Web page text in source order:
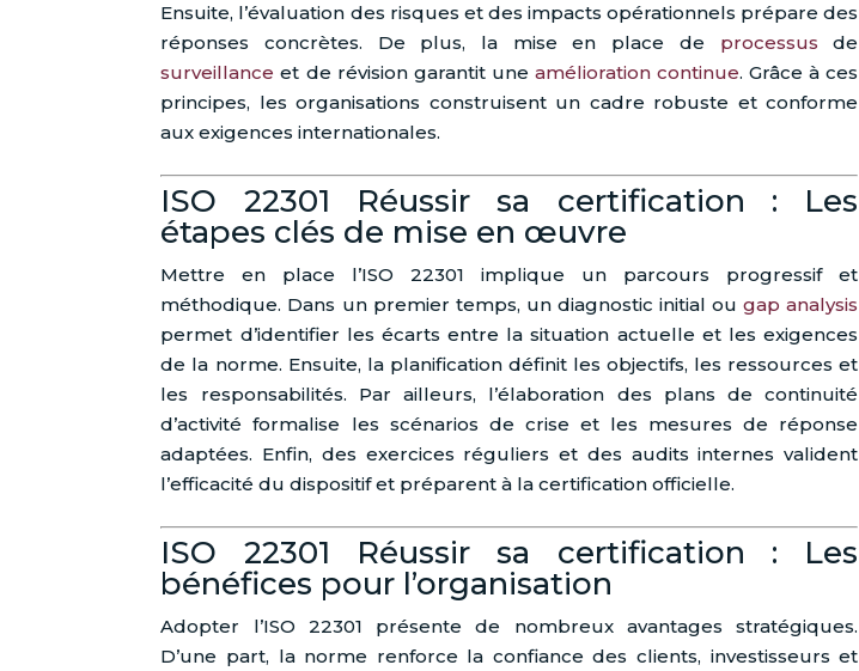
Ensuite, l’évaluation des risques et des impacts opérationnels prépare des
réponses concrètes. De plus, la mise en place de processus de
surveillance et de révision garantit une amélioration continue. Grâce à ces
principes, les organisations construisent un cadre robuste et conforme
aux exigences internationales.
ISO 22301 Réussir sa certification : Les
étapes clés de mise en œuvre
Mettre en place l’ISO 22301 implique un parcours progressif et
méthodique. Dans un premier temps, un diagnostic initial ougap analysis
permet d’identifier les écarts entre la situation actuelle et les exigences
de la norme. Ensuite, la planification définit les objectifs, les ressources et
les responsabilités. Par ailleurs, l’élaboration des plans de continuité
d’activité formalise les scénarios de crise et les mesures de réponse
adaptées. Enfin, des exercices réguliers et des audits internes valident
l’efficacité du dispositif et préparent à la certification officielle.
ISO 22301 Réussir sa certification : Les
bénéfices pour l’organisation
Adopter l’ISO 22301 présente de nombreux avantages stratégiques.
D’une part, la norme renforce la confiance des clients, investisseurs et